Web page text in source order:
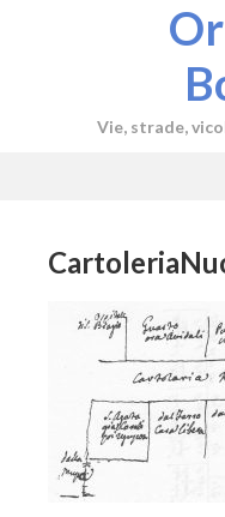
Vie, strade,